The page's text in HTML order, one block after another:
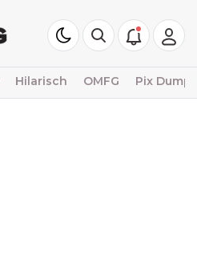
Hilarisch OMFG Pix Dump